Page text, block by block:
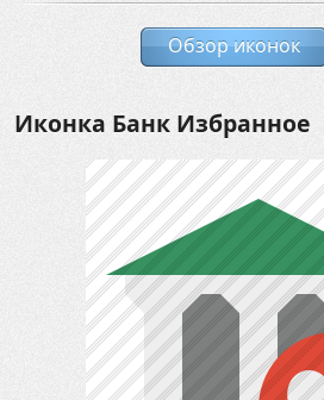
Обзор иконок
Иконка Банк Избранное